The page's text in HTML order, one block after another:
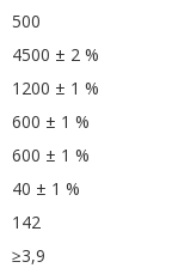
500
4500 ± 2 %
1200 ± 1 %
600 ± 1 %
600 ± 1 %
40 ± 1 %
142
≥3,9